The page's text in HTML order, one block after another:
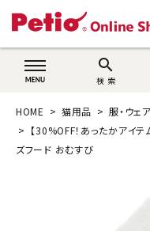
search
検 索
猫用品
ブランド別に探す
HOME 猫用品
服・ウェア
【30%OFF！あったかアイ
ズフード おむすび